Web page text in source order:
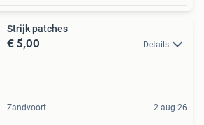
Strijk patches
€ 5,00 Details
Zandvoort 2 aug 26